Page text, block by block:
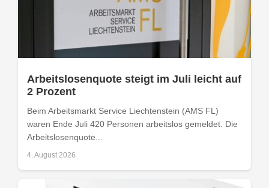
Arbeitslosenquote steigt im Juli leicht auf
2 Prozent
Beim Arbeitsmarkt Service Liechtenstein (AMS FL)
waren Ende Juli 420 Personen arbeitslos gemeldet. Die
Arbeitslosenquote...
4. August 2026